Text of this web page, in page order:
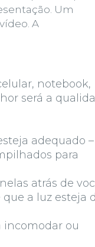
Um
A
notebook,
será a
adequado –
para
atrás de
a luz esteja
incomodar ou